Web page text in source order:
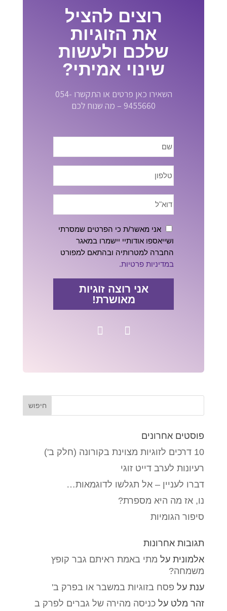
רוצים להציל
את הזוגיות
שלכם ולעשות
שינוי אמיתי?
השאירו כאן פרטים או התקשרו 054-
9455660 – מה שנוח לכם
אני מאשר/ת כי הפרטים שמסרתי
ושייאספו אודותיי יישמרו במאגר
החברה למטרותיה ובהתאם למפורט
במדיניות פרטיות.
אני רוצה זוגיות
מאושרת!
פוסטים אחרונים
10 דרכים לזוגיות מצוינת בקורונה (חלק ב')
רעיונות לערב דייט זוגי
דברו לעניין – אל תגלשו לדוגמאות…
נו, אז מה היא מספרת?
סיפור הגומיות
תגובות אחרונות
אלמוניתעל מתי באמת ראיתם גבר קופץ
משמחה?
ענתעל פסח בזוגיות במשבר או בפרק ב'
זהר מלט על כניסה מהירה של גברים לפרק ב